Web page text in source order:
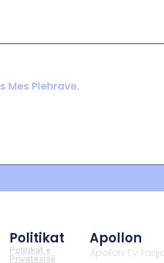
Mes Plehrave.
Politikat
Politikat e
Privatësisë
Apollon
Apollon TV